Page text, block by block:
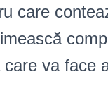
care
va face